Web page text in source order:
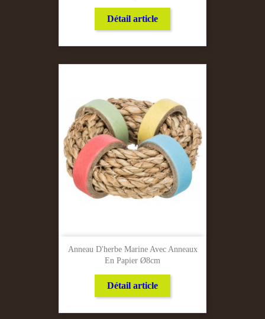
Détail article
Anneau D'herbe Marine Avec Anneaux
En Papier Ø8cm
Détail article